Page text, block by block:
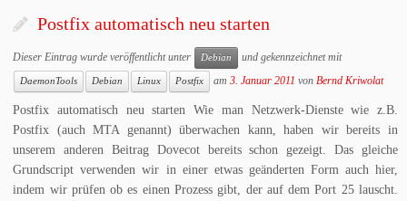
Postfix automatisch neu starten
Dieser Eintrag wurde veröffentlicht unter Debian und gekennzeichnet mit
DaemonTools Debian Linux Postfix am3. Januar 2011 von Bernd Kriwolat
Postfix automatisch neu starten Wie man Netzwerk-Dienste wie z.B.
Postfix (auch MTA genannt) überwachen kann, haben wir bereits in
unserem anderen Beitrag Dovecot bereits schon gezeigt. Das gleiche
Grundscript verwenden wir in einer etwas geänderten Form auch hier,
indem wir prüfen ob es einen Prozess gibt, der auf dem Port 25 lauscht.